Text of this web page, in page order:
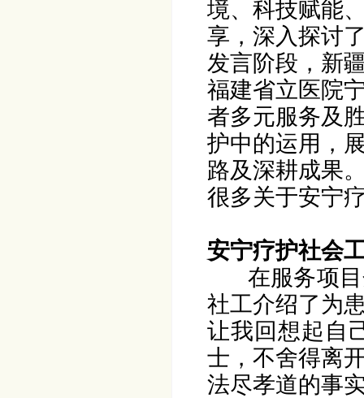
境、科技赋能
享，深入探讨
发言阶段，新
福建省立医院
者多元服务及
护中的运用，
路及深耕成果
很多关于安宁
安宁疗护社会
在服务项
社工介绍了为
让我回想起自
士，不舍得离
法尽孝道的事